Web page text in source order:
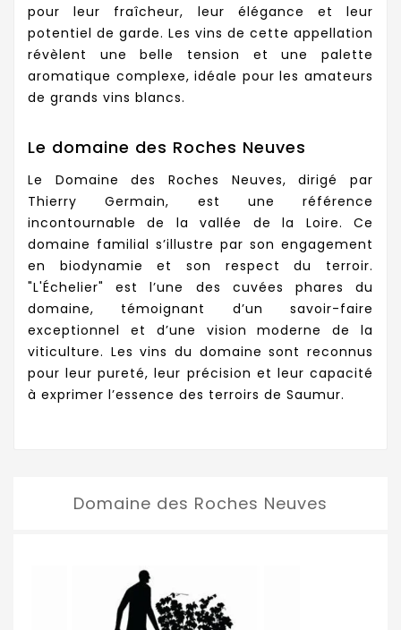
pour leur fraîcheur, leur élégance et leur
potentiel de garde. Les vins de cette appellation
révèlent une belle tension et une palette
aromatique complexe, idéale pour les amateurs
de grands vins blancs.
Le domaine des Roches Neuves
Le Domaine des Roches Neuves, dirigé par
Thierry Germain, est une référence
incontournable de la vallée de la Loire. Ce
domaine familial s’illustre par son engagement
en biodynamie et son respect du terroir.
"L'Échelier" est l’une des cuvées phares du
domaine, témoignant d’un savoir-faire
exceptionnel et d’une vision moderne de la
viticulture. Les vins du domaine sont reconnus
pour leur pureté, leur précision et leur capacité
à exprimer l’essence des terroirs de Saumur.
Domaine des Roches Neuves